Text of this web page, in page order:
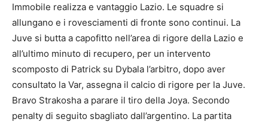
Immobile realizza e vantaggio Lazio. Le squadre si
allungano e i rovesciamenti di fronte sono continui. La
Juve si butta a capofitto nell’area di rigore della Lazio e
all’ultimo minuto di recupero, per un intervento
scomposto di Patrick su Dybala l’arbitro, dopo aver
consultato la Var, assegna il calcio di rigore per la Juve.
Bravo Strakosha a parare il tiro della Joya. Secondo
penalty di seguito sbagliato dall’argentino. La partita